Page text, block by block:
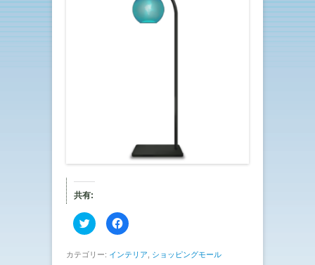
共有:
ク
リ
し
F
a
b
カテゴリー: インテリア ショッピングモール